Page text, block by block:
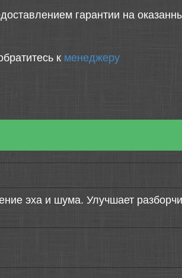
гарантии на
к менеджеру
эха и шума. Улучшает